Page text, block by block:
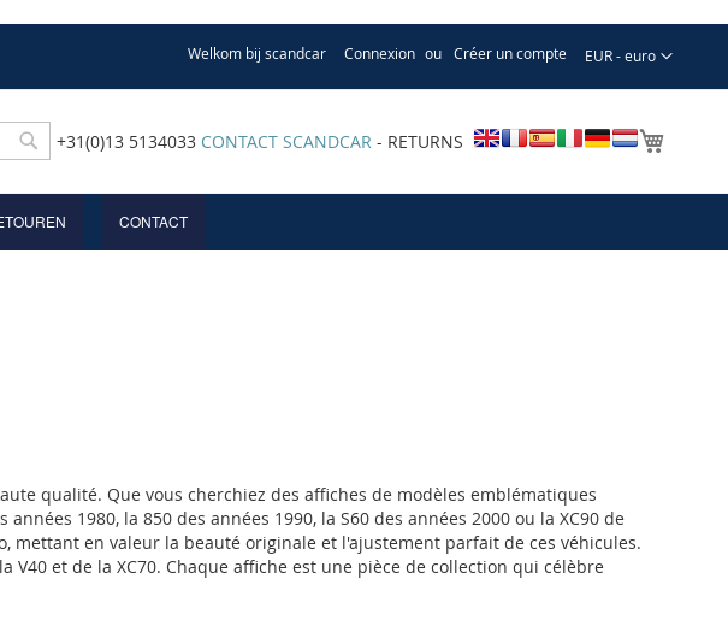
Devise
EUR - euro
Welkom bij scandcar Connexion Créer un compte
+31(0)13 5134033 CONTACT SCANDCAR - RETURNS
CONTACT
qualité. Que vous cherchiez des affiches de modèles emblématiques
1980, la 850 des années 1990, la S60 des années 2000 ou la XC90 de
mettant en valeur la beauté originale et l'ajustement parfait de ces véhicules.
V40 et de la XC70. Chaque affiche est une pièce de collection qui célèbre